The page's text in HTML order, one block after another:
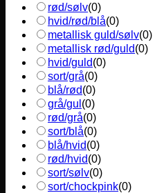
rød/sølv(0)
hvid/rød/blå(0)
metallisk guld/sølv(0)
metallisk rød/guld(0)
hvid/guld(0)
sort/grå(0)
blå/rød(0)
grå/gul (0)
rød/grå(0)
sort/blå(0)
blå/hvid(0)
rød/hvid(0)
sort/sølv(0)
sort/chockpink(0)